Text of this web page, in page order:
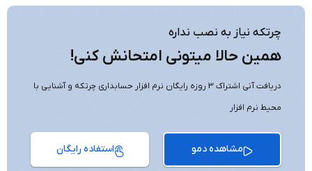
چرتکه نیاز به نصب نداره
همین حالا میتونی امتحانش کنی!
دریافت آنی اشتراک 3 روزه رایگان نرم افزار حسابداری چرتکه و آشنایی با
محیط نرم افزار
مشاهده دمو استفاده رایگان